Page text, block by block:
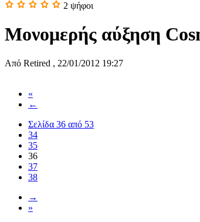
2 ψήφοι
Μονομερής αύξηση
Από Retired , 22/01/2012 19:27
«
←
Σελίδα 36 από 53
34
35
36
37
38
→
»